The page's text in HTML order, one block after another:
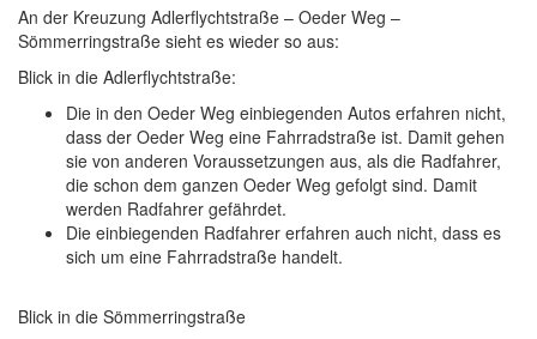
An der Kreuzung Adlerflychtstraße – Oeder Weg –
Sömmerringstraße sieht es wieder so aus:
Blick in die Adlerflychtstraße:
Die in den Oeder Weg einbiegenden Autos erfahren nicht,
dass der Oeder Weg eine Fahrradstraße ist. Damit gehen
sie von anderen Voraussetzungen aus, als die Radfahrer,
die schon dem ganzen Oeder Weg gefolgt sind. Damit
werden Radfahrer gefährdet.
Die einbiegenden Radfahrer erfahren auch nicht, dass es
sich um eine Fahrradstraße handelt.
Blick in die Sömmerringstraße